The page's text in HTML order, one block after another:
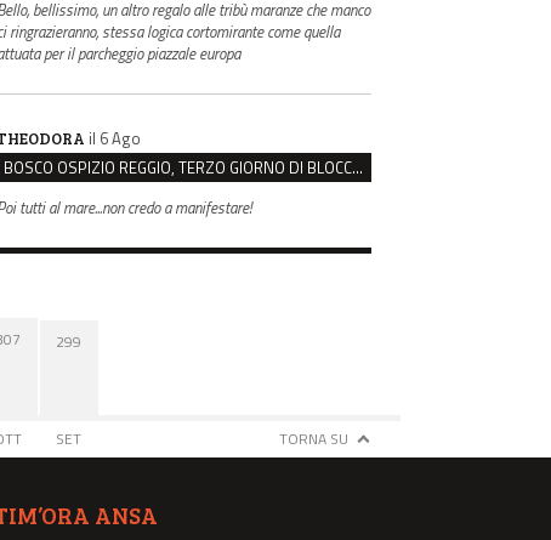
bellissimo, un altro regalo alle tribù maranze che manco
ringrazieranno, stessa logica cortomirante come quella
per il parcheggio piazzale europa
il 6 Ago
BOSCO OSPIZIO REGGIO, TERZO GIORNO DI BLOCCO. IL COMITATO: “PRESIDIO FINO A VENERDÌ”
tutti al mare...non credo a manifestare!
299
SET TORNA SU
ANSA